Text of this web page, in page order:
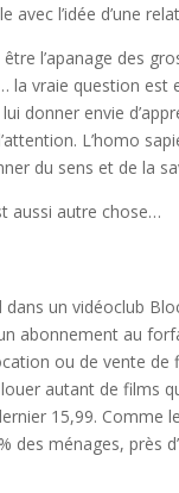
l’idée d’une
l’apanage des
la vraie question est
donner envie
L’homo
du sens et de la
aussi autre chose…
un vidéoclub
abonnement au
ou de vente de
autant de films
15,99. Comme
des ménages, près